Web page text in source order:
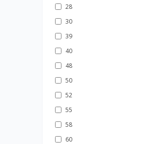
28
30
39
40
48
50
52
55
58
60